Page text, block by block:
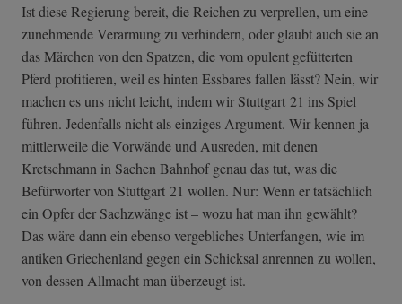
Ist diese Regierung bereit, die Reichen zu verprellen, um eine
zunehmende Verarmung zu verhindern, oder glaubt auch sie an
das Märchen von den Spatzen, die vom opulent gefütterten
Pferd profitieren, weil es hinten Essbares fallen lässt? Nein, wir
machen es uns nicht leicht, indem wir Stuttgart 21 ins Spiel
führen. Jedenfalls nicht als einziges Argument. Wir kennen ja
mittlerweile die Vorwände und Ausreden, mit denen
Kretschmann in Sachen Bahnhof genau das tut, was die
Befürworter von Stuttgart 21 wollen. Nur: Wenn er tatsächlich
ein Opfer der Sachzwänge ist – wozu hat man ihn gewählt?
Das wäre dann ein ebenso vergebliches Unterfangen, wie im
antiken Griechenland gegen ein Schicksal anrennen zu wollen,
von dessen Allmacht man überzeugt ist.